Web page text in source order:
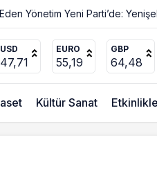
Değişmez
USD
47,71
EURO
55,19
GBP
64,48
Kültür Sanat